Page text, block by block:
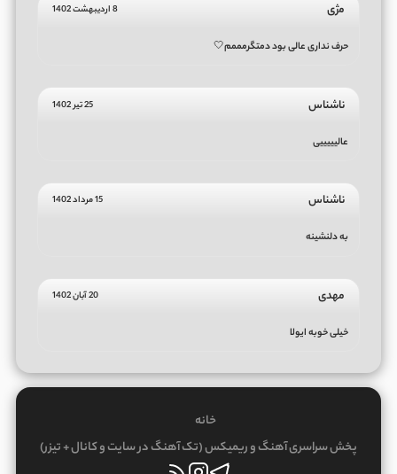
م‍‌ژی 8 اردیبهشت 1402
حرف نداری عالی بود دمتگرمممم🤍
ناشناس 25 تیر 1402
عالیییییی
ناشناس 15 مرداد 1402
به دلنشینه
مهدی 20 آبان 1402
خیلی خوبه ایولا
خانه
پخش سراسری آهنگ و ریمیکس (تک آهنگ در سایت و کانال + تیزر)